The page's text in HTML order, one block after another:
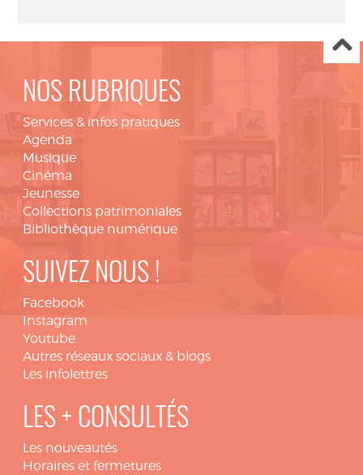
NOS RUBRIQUES
Services & infos pratiques
Agenda
Musique
Cinéma
Jeunesse
Collections patrimoniales
Bibliothèque numérique
SUIVEZ NOUS !
Facebook
Instagram
Youtube
Autres réseaux sociaux & blogs
Les infolettres
LES + CONSULTÉS
Les nouveautés
Horaires et fermetures